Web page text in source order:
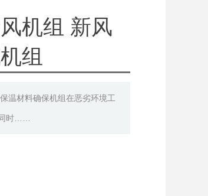
机组 新风
组
材料确保机组在恶劣环境工
时……